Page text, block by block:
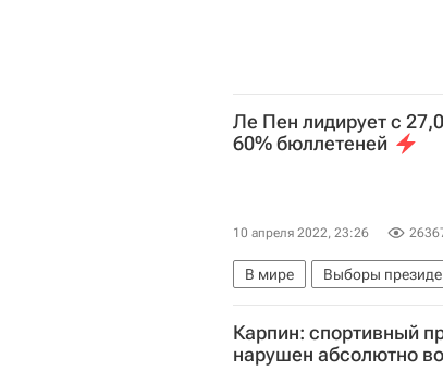
Ле Пен лидирует с
60% бюллетеней
10 апреля 2022, 23:26
В мире Выборы
Карпин: спортивный
нарушен абсолютно